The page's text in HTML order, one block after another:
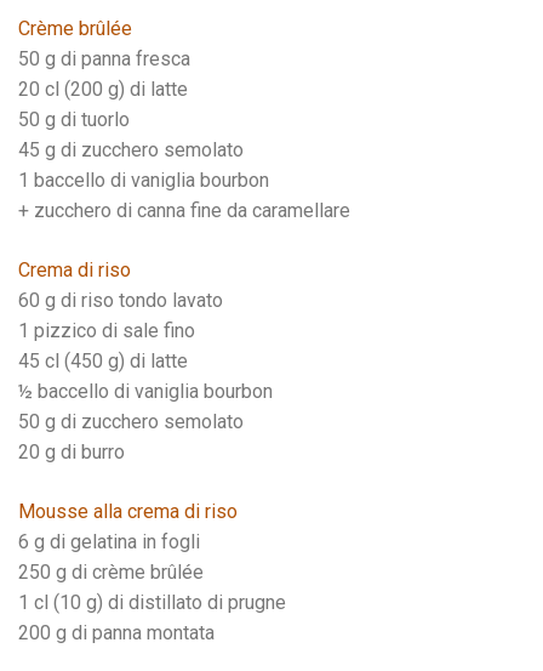
Crème brûlée
50 g di panna fresca
20 cl (200 g) di latte
50 g di tuorlo
45 g di zucchero semolato
1 baccello di vaniglia bourbon
+ zucchero di canna fine da caramellare
Crema di riso
60 g di riso tondo lavato
1 pizzico di sale fino
45 cl (450 g) di latte
½ baccello di vaniglia bourbon
50 g di zucchero semolato
20 g di burro
Mousse alla crema di riso
6 g di gelatina in fogli
250 g di crème brûlée
1 cl (10 g) di distillato di prugne
200 g di panna montata